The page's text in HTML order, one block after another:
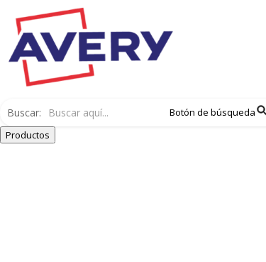
Buscar:
Botón de búsqueda
Productos